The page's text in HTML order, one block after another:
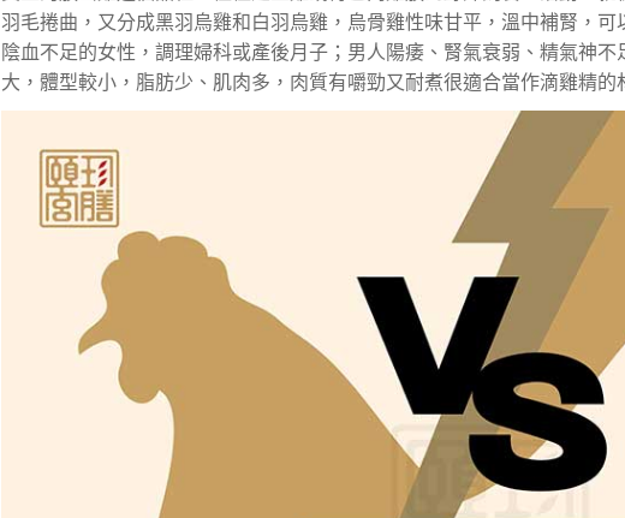
羽毛捲曲，又分成黑羽烏雞和白羽烏雞，烏骨雞性味甘平，溫中補腎，可
陰血不足的女性，調理婦科或產後月子；男人陽痿、腎氣衰弱、精氣神
大，體型較小，脂肪少、肌肉多，肉質有嚼勁又耐煮很適合當作滴雞精的